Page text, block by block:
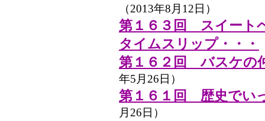
（2013年8月12日）
第１６３回 スイート
タイムスリップ・・・
第１６２回 バスケの
年5月26日）
第１６１回 歴史でい
月26日）